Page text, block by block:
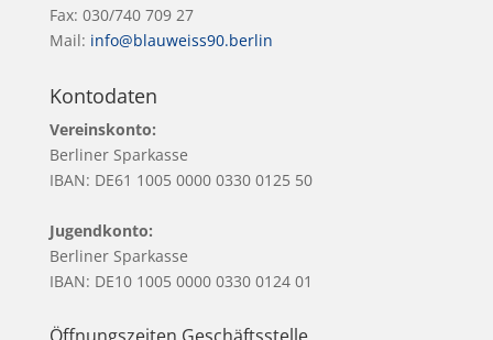
Fax: 030/740 709 27
Mail: info@blauweiss90.berlin
Kontodaten
Vereinskonto:
Berliner Sparkasse
IBAN: DE61 1005 0000 0330 0125 50
Jugendkonto:
Berliner Sparkasse
IBAN: DE10 1005 0000 0330 0124 01